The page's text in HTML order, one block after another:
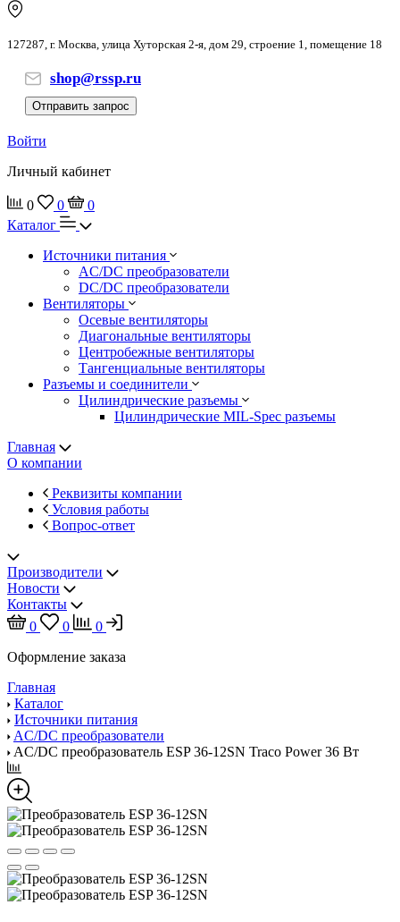
127287, г. Москва, улица Хуторская 2-я, дом 29, строение 1, помещение 18
shop@rssp.ru
Отправить запрос
Войти
Личный кабинет
0 0
0
Каталог
Источники питания
AC/DC преобразователи
DC/DC преобразователи
Вентиляторы
Осевые вентиляторы
Диагональные вентиляторы
Центробежные вентиляторы
Тангенциальные вентиляторы
Разъемы и соединители
Цилиндрические разъемы
Цилиндрические MIL-Spec разъемы
Главная
О компании
Реквизиты компании
Условия работы
Вопрос-ответ
Производители
Новости
Контакты
0
0
0
Оформление заказа
Главная
Каталог
Источники питания
AC/DC преобразователи
AC/DC преобразователь ESP 36-12SN Traco Power 36 Вт